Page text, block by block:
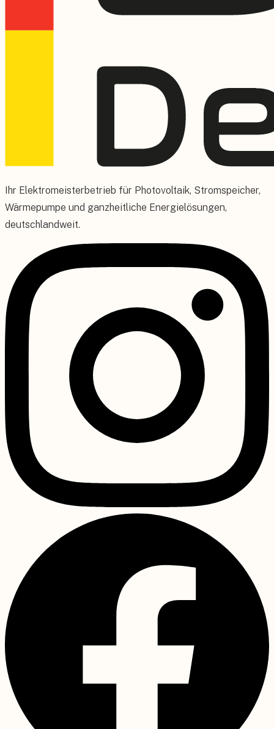
Ihr Elektromeisterbetrieb für Photovoltaik, Stromspeicher,
Wärmepumpe und ganzheitliche Energielösungen,
deutschlandweit.